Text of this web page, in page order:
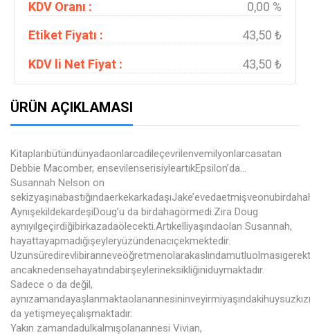
KDV Oranı :
0,00 %
Etiket Fiyatı :
43,50 ₺
KDV li Net Fiyat :
43,50 ₺
ÜRÜN AÇIKLAMASI
Kitaplarıbütündünyadaonlarcadileçevrilenvemilyonlarcasatan
Debbie Macomber, ensevilenserisiyleartıkEpsilon’da...
Susannah Nelson on
AynışekildekardeşiDoug’u da birdahagörmedi.Zira Doug
aynıyılgeçirdiğibirkazadaölecekti.Artıkelliyaşındaolan Susannah,
hayattayapmadığışeyleryüzündenacıçekmektedir.
ancaknedensehayatındabirşeylerineksikliğiniduymaktadır.
Sadece o da değil,
da yetişmeyeçalışmaktadır.
Yakın zamandadulkalmışolanannesi Vivian,